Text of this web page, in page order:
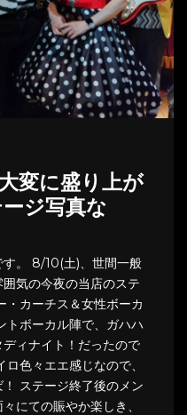
変に盛り上が
ージ写真な
す。 8/10(土)、世間一般
気の今夜の当店のステ
・カーチス＆女性ボーカ
トボーカル陣で、ガハハ
ィナイト！だったので
色々エエ感じなので、
ステージ終了後のメン
にての賑やか楽しき、